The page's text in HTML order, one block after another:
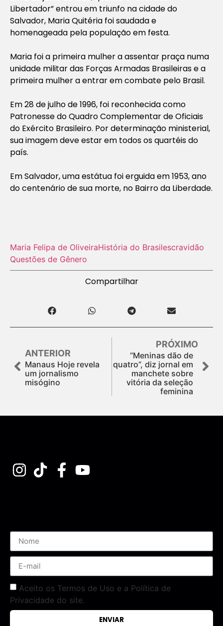
Libertador” entrou em triunfo na cidade do
Salvador, Maria Quitéria foi saudada e
homenageada pela população em festa.
Maria foi a primeira mulher a assentar praça numa
unidade militar das Forças Armadas Brasileiras e a
primeira mulher a entrar em combate pelo Brasil.
Em 28 de julho de 1996, foi reconhecida como
Patronesse do Quadro Complementar de Oficiais
do Exército Brasileiro. Por determinação ministerial,
sua imagem deve estar em todos os quartéis do
país.
Em Salvador, uma estátua foi erguida em 1953, ano
do centenário de sua morte, no Bairro da Liberdade.
Maria Felipa de OliveiraHistória do Brasilescravidão
Questões de Gênero
Compartilhar
ANTERIOR
Manaus Hoje revela
um jornalismo
misógino
PRÓXIMO
“Meninas dão de
quatro”, diz jornal em
manchete sobre
vitória da seleção
feminina
Aceito os Termos de Uso e a Política de
Privacidade do site.
ENVIAR